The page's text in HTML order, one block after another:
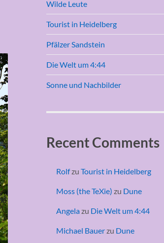
Wilde Leute
Tourist in Heidelberg
Pfälzer Sandstein
Die Welt um 4:44
Sonne und Nachbilder
Recent Comments
Rolfzu Tourist in Heidelberg
Moss (the TeXie) zu Dune
Angelazu Die Welt um 4:44
Michael Bauerzu Dune